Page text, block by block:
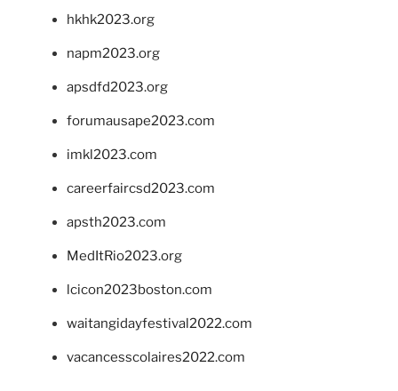
hkhk2023.org
napm2023.org
apsdfd2023.org
forumausape2023.com
imkl2023.com
careerfaircsd2023.com
apsth2023.com
MedItRio2023.org
lcicon2023boston.com
waitangidayfestival2022.com
vacancesscolaires2022.com